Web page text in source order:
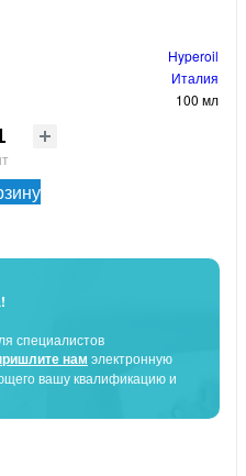
Hyperoil
Италия
100 мл
специалистов
нам электронную
вашу квалификацию и